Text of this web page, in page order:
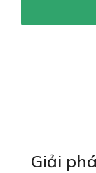
Giải